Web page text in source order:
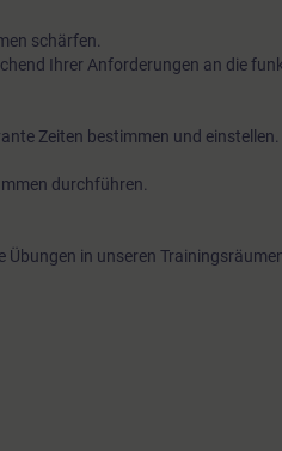
schärfen.
Ihrer Anforderungen an die
Zeiten bestimmen und einstellen.
durchführen.
in unseren